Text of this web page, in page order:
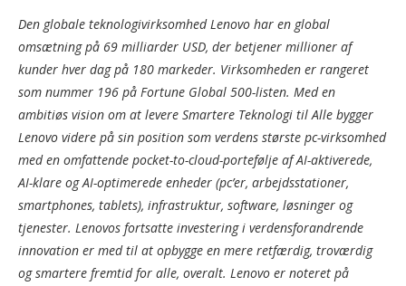
Den globale teknologivirksomhed Lenovo har en global
omsætning på 69 milliarder USD, der betjener millioner af
kunder hver dag på 180 markeder. Virksomheden er rangeret
som nummer 196 på Fortune Global 500-listen. Med en
ambitiøs vision om at levere Smartere Teknologi til Alle bygger
Lenovo videre på sin position som verdens største pc-virksomhed
med en omfattende pocket-to-cloud-portefølje af AI-aktiverede,
AI-klare og AI-optimerede enheder (pc’er, arbejdsstationer,
smartphones, tablets), infrastruktur, software, løsninger og
tjenester. Lenovos fortsatte investering i verdensforandrende
innovation er med til at opbygge en mere retfærdig, troværdig
og smartere fremtid for alle, overalt. Lenovo er noteret på